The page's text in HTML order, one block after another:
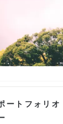
ートフォリオ